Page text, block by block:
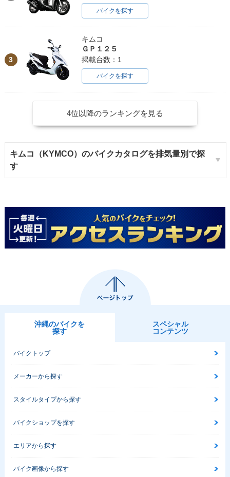
バイクを探す
3
キムコ
ＧＰ１２５
掲載台数：1
バイクを探す
4位以降のランキングを見る
キムコ（KYMCO）のバイクカタログを排気量別で探
す
沖縄のバイクを
探す
スペシャル
コンテンツ
バイクトップ
メーカーから探す
スタイルタイプから探す
バイクショップを探す
エリアから探す
バイク画像から探す